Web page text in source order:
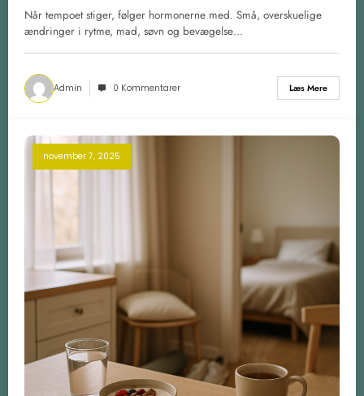
Når tempoet stiger, følger hormonerne med. Små, overskuelige
ændringer i rytme, mad, søvn og bevægelse…
Admin 0 Kommentarer Læs Mere
november 7, 2025